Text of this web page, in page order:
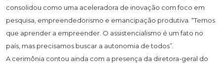
consolidou como uma aceleradora de inovação com foco em
pesquisa, empreendedorismo e emancipação produtiva. “Temos
que aprender a empreender. O assistencialismo é um fato no
país, mas precisamos buscar a autonomia de todos”.
A cerimônia contou ainda com a presença da diretora-geral do